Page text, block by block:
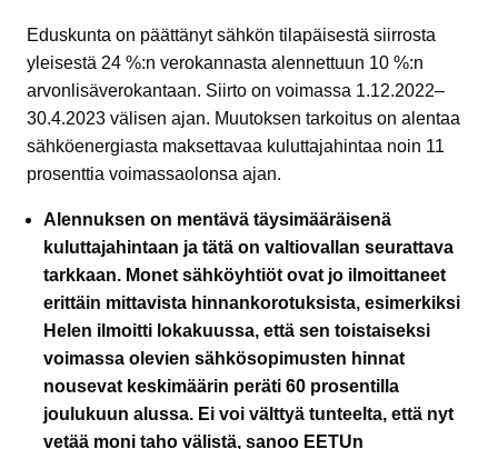
Eduskunta on päättänyt sähkön tilapäisestä siirrosta
yleisestä 24 %:n verokannasta alennettuun 10 %:n
arvonlisäverokantaan. Siirto on voimassa 1.12.2022–
30.4.2023 välisen ajan. Muutoksen tarkoitus on alentaa
sähköenergiasta maksettavaa kuluttajahintaa noin 11
prosenttia voimassaolonsa ajan.
Alennuksen on mentävä täysimääräisenä
kuluttajahintaan ja tätä on valtiovallan seurattava
tarkkaan. Monet sähköyhtiöt ovat jo ilmoittaneet
erittäin mittavista hinnankorotuksista, esimerkiksi
Helen ilmoitti lokakuussa, että sen toistaiseksi
voimassa olevien sähkösopimusten hinnat
nousevat keskimäärin peräti 60 prosentilla
joulukuun alussa. Ei voi välttyä tunteelta, että nyt
vetää moni taho välistä, sanoo EETUn